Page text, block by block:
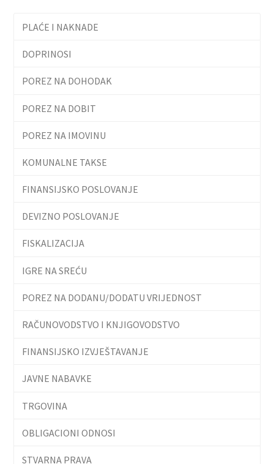
PLAĆE I NAKNADE
DOPRINOSI
POREZ NA DOHODAK
POREZ NA DOBIT
POREZ NA IMOVINU
KOMUNALNE TAKSE
FINANSIJSKO POSLOVANJE
DEVIZNO POSLOVANJE
FISKALIZACIJA
IGRE NA SREĆU
POREZ NA DODANU/DODATU VRIJEDNOST
RAČUNOVODSTVO I KNJIGOVODSTVO
FINANSIJSKO IZVJEŠTAVANJE
JAVNE NABAVKE
TRGOVINA
OBLIGACIONI ODNOSI
STVARNA PRAVA